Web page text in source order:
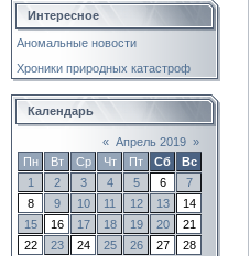
Интересное
Аномальные новости
Хроники природных катастроф
Календарь
« Апрель 2019 »
Пн
Вт Ср Чт Пт Сб
Вс
1
2 3 4 5 6
7
8
9 10 11 12 13
14
15
16 17 18 19 20
21
22
23 24 25 26 27
28